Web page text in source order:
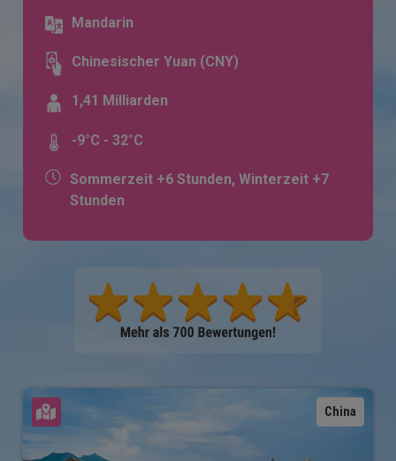
Mandarin
Chinesischer Yuan (CNY)
1,41 Milliarden
-9°C - 32°C
Sommerzeit +6 Stunden, Winterzeit +7
Stunden
China